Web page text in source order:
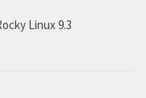
Linux 9.3